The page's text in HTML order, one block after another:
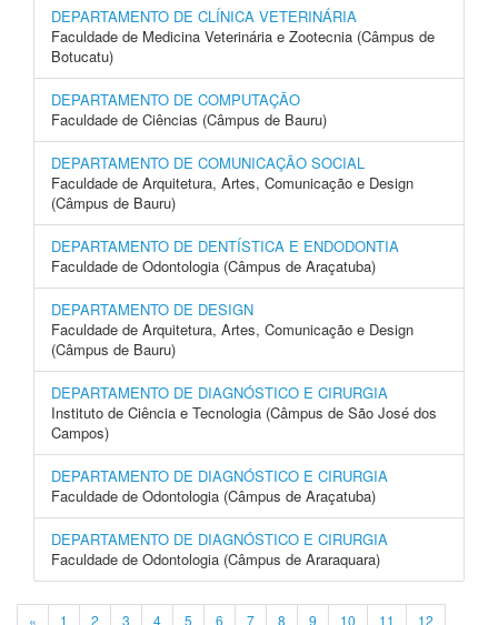
DEPARTAMENTO DE CLÍNICA VETERINÁRIA
Faculdade de Medicina Veterinária e Zootecnia (Câmpus de
Botucatu)
DEPARTAMENTO DE COMPUTAÇÃO
Faculdade de Ciências (Câmpus de Bauru)
DEPARTAMENTO DE COMUNICAÇÃO SOCIAL
Faculdade de Arquitetura, Artes, Comunicação e Design
(Câmpus de Bauru)
DEPARTAMENTO DE DENTÍSTICA E ENDODONTIA
Faculdade de Odontologia (Câmpus de Araçatuba)
DEPARTAMENTO DE DESIGN
Faculdade de Arquitetura, Artes, Comunicação e Design
(Câmpus de Bauru)
DEPARTAMENTO DE DIAGNÓSTICO E CIRURGIA
Instituto de Ciência e Tecnologia (Câmpus de São José dos
Campos)
DEPARTAMENTO DE DIAGNÓSTICO E CIRURGIA
Faculdade de Odontologia (Câmpus de Araçatuba)
DEPARTAMENTO DE DIAGNÓSTICO E CIRURGIA
Faculdade de Odontologia (Câmpus de Araraquara)
« 1 2 3 4 5 6 7 8 9 10 11 12